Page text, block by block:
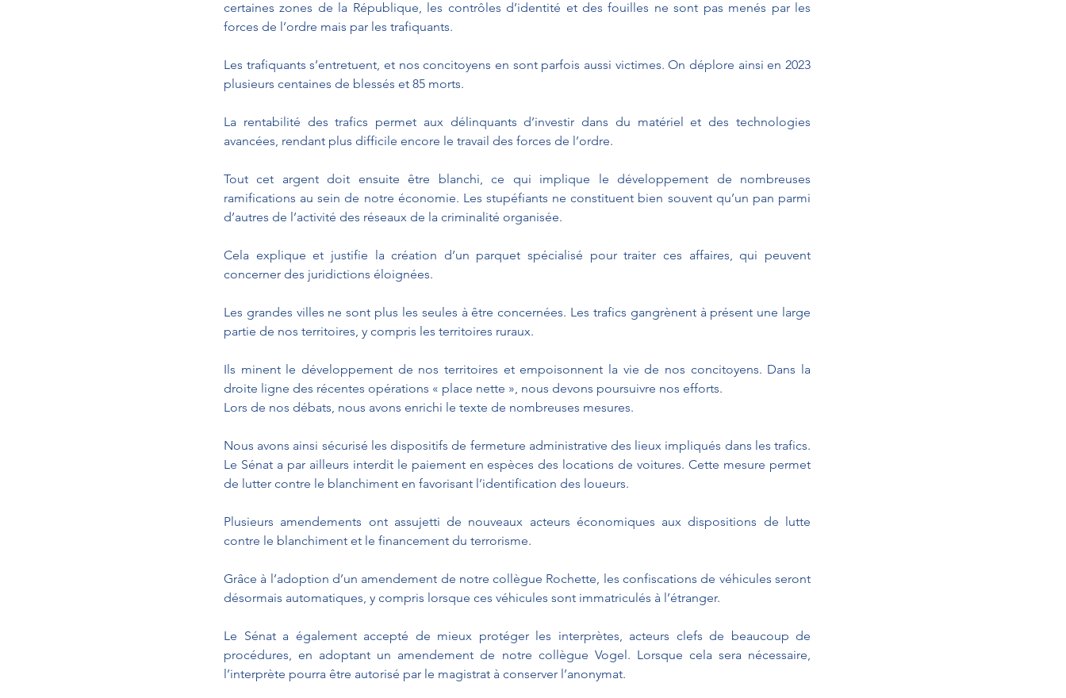
certaines zones de la République, les contrôles d’identité et des fouilles ne sont pas menés par les
forces de l’ordre mais par les trafiquants.
Les trafiquants s’entretuent, et nos concitoyens en sont parfois aussi victimes. On déplore ainsi en 2023
plusieurs centaines de blessés et 85 morts.
La rentabilité des trafics permet aux délinquants d’investir dans du matériel et des technologies
avancées, rendant plus difficile encore le travail des forces de l’ordre.
Tout cet argent doit ensuite être blanchi, ce qui implique le développement de nombreuses
ramifications au sein de notre économie. Les stupéfiants ne constituent bien souvent qu’un pan parmi
d’autres de l’activité des réseaux de la criminalité organisée.
Cela explique et justifie la création d’un parquet spécialisé pour traiter ces affaires, qui peuvent
concerner des juridictions éloignées.
Les grandes villes ne sont plus les seules à être concernées. Les trafics gangrènent à présent une large
partie de nos territoires, y compris les territoires ruraux.
Ils minent le développement de nos territoires et empoisonnent la vie de nos concitoyens. Dans la
droite ligne des récentes opérations « place nette », nous devons poursuivre nos efforts.
Lors de nos débats, nous avons enrichi le texte de nombreuses mesures.
Nous avons ainsi sécurisé les dispositifs de fermeture administrative des lieux impliqués dans les trafics.
Le Sénat a par ailleurs interdit le paiement en espèces des locations de voitures. Cette mesure permet
de lutter contre le blanchiment en favorisant l’identification des loueurs.
Plusieurs amendements ont assujetti de nouveaux acteurs économiques aux dispositions de lutte
contre le blanchiment et le financement du terrorisme.
Grâce à l’adoption d’un amendement de notre collègue Rochette, les confiscations de véhicules seront
désormais automatiques, y compris lorsque ces véhicules sont immatriculés à l’étranger.
Le Sénat a également accepté de mieux protéger les interprètes, acteurs clefs de beaucoup de
procédures, en adoptant un amendement de notre collègue Vogel. Lorsque cela sera nécessaire,
l’interprète pourra être autorisé par le magistrat à conserver l’anonymat.